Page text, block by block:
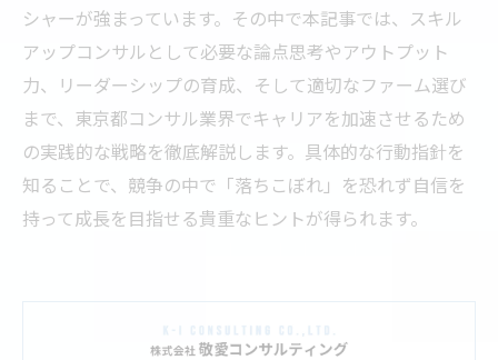
シャーが強まっています。その中で本記事では、スキル
アップコンサルとして必要な論点思考やアウトプット
力、リーダーシップの育成、そして適切なファーム選び
まで、東京都コンサル業界でキャリアを加速させるため
の実践的な戦略を徹底解説します。具体的な行動指針を
知ることで、競争の中で「落ちこぼれ」を恐れず自信を
持って成長を目指せる貴重なヒントが得られます。